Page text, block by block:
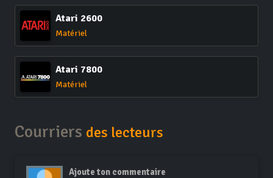
Atari 2600
Matériel
Atari 7800
Matériel
Courriers des lecteurs
Ajoute ton commentaire